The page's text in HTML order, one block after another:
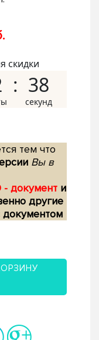
скидки
37
тем что
Вы в
- документ и
другие
документом